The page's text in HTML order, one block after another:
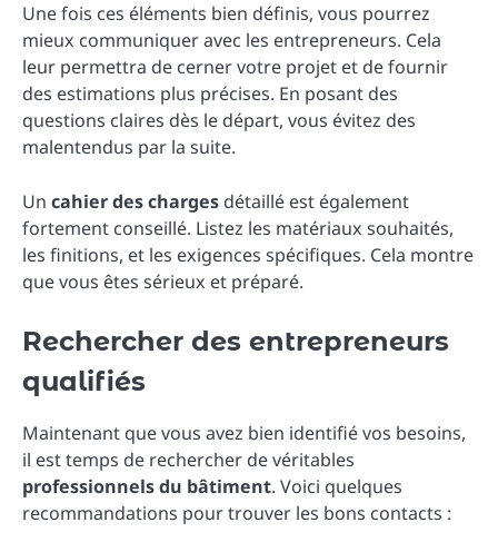
Une fois ces éléments bien définis, vous pourrez
mieux communiquer avec les entrepreneurs. Cela
leur permettra de cerner votre projet et de fournir
des estimations plus précises. En posant des
questions claires dès le départ, vous évitez des
malentendus par la suite.
Un cahier des charges détaillé est également
fortement conseillé. Listez les matériaux souhaités,
les finitions, et les exigences spécifiques. Cela montre
que vous êtes sérieux et préparé.
Rechercher des entrepreneurs
qualifiés
Maintenant que vous avez bien identifié vos besoins,
il est temps de rechercher de véritables
professionnels du bâtiment. Voici quelques
recommandations pour trouver les bons contacts :